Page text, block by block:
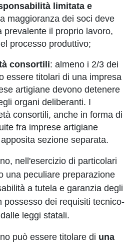
limitata e
maggioranza dei soci deve
prevalente il proprio lavoro,
processo produttivo;
consortili: almeno i 2/3 dei
essere titolari di una impresa
artigiane devono detenere
organi deliberanti. I
consortili, anche in forma di
fra imprese artigiane
sezione separata.
nell'esercizio di particolari
una peculiare preparazione
a tutela e garanzia degli
possesso dei requisiti tecnico-
leggi statali.
può essere titolare di una